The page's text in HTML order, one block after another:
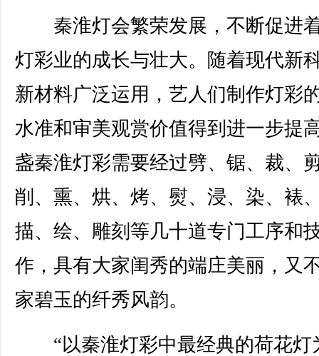
秦淮灯会繁荣发展，不断促进
灯彩业的成长与壮大。随着现代新
新材料广泛运用，艺人们制作灯彩
水准和审美观赏价值得到进一步提
盏秦淮灯彩需要经过劈、锯、裁、
削、熏、烘、烤、熨、浸、染、裱
描、绘、雕刻等几十道专门工序和
作，具有大家闺秀的端庄美丽，又
家碧玉的纤秀风韵。
“以秦淮灯彩中最经典的荷花灯